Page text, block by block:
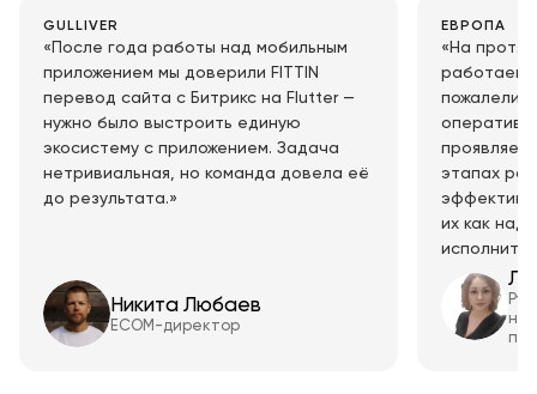
GULLIVER
«После года работы над мобильным
приложением мы доверили FITTIN
перевод сайта с Битрикс на Flutter —
нужно было выстроить единую
экосистему с приложением. Задача
нетривиальная, но команда довела её
до результата.»
Никита Любаев
ECOM-директор
ЕВРОПА
«На
работаем
пожалели
проявляет
этапах
их как